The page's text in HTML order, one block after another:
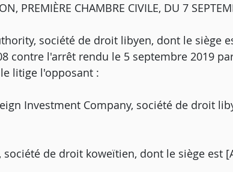
PREMIÈRE CHAMBRE CIVILE, DU 7
société de droit libyen, dont le siège
contre l'arrêt rendu le 5 septembre 2019
litige l'opposant :
Investment Company, société de droit
de droit koweïtien, dont le siège est